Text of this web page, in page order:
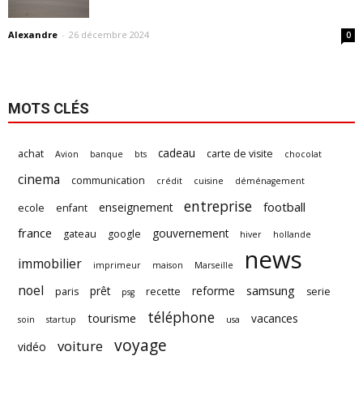
Alexandre - 26 décembre 2024 0
MOTS CLÉS
achat Avion banque bts cadeau carte de visite chocolat
cinema communication crédit cuisine déménagement
ecole enfant enseignement entreprise
football
france
gateau google gouvernement hiver hollande
immobilier imprimeur maison Marseille news
noel paris prêt psg recette reforme samsung serie
soin startup tourisme téléphone usa
vacances
vidéo
voiture voyage